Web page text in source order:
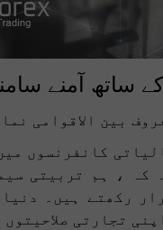
ساتھ آمنے
بین الاقوامی
اور مالیاتی
کہ ، ہم تربیتی
رکھتے ہیں۔
تجارتی